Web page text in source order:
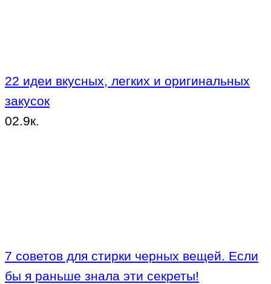
22 идеи вкусных, легких и оригинальных
закусок
02.9к.
7 советов для стирки черных вещей. Если
бы я раньше знала эти секреты!